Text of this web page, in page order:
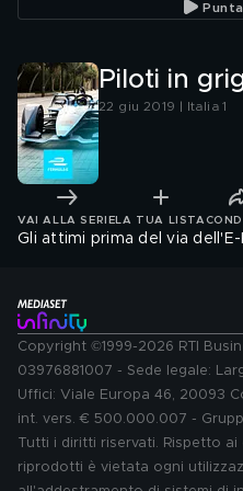
Piloti in
22 giu 2019 | Italia 1
VAI ALLA SERIE LA TUA LISTA
Gli attimi prima del via dell'E-
Copyright ©1999-2026 RTI
03976881007 - Sede legale:
Uffici: Viale Europa 46, 20093
int. vers. € 500.000.007 -
Tutti i diritti riservati. Rispetto
riprodotti è vietata ogni